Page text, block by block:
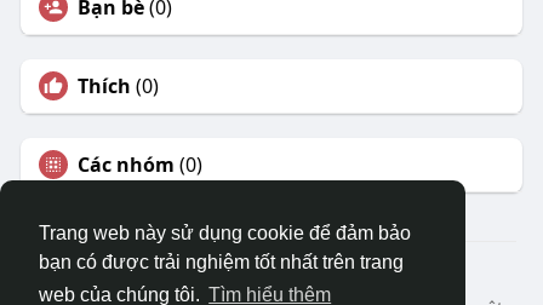
Trang web này sử dụng cookie để đảm bảo
bạn có được trải nghiệm tốt nhất trên trang
web của chúng tôi. Tìm hiểu thêm
Bạn bè(0)
Thích (0)
Các nhóm (0)
© 2026 DRVIET.COM